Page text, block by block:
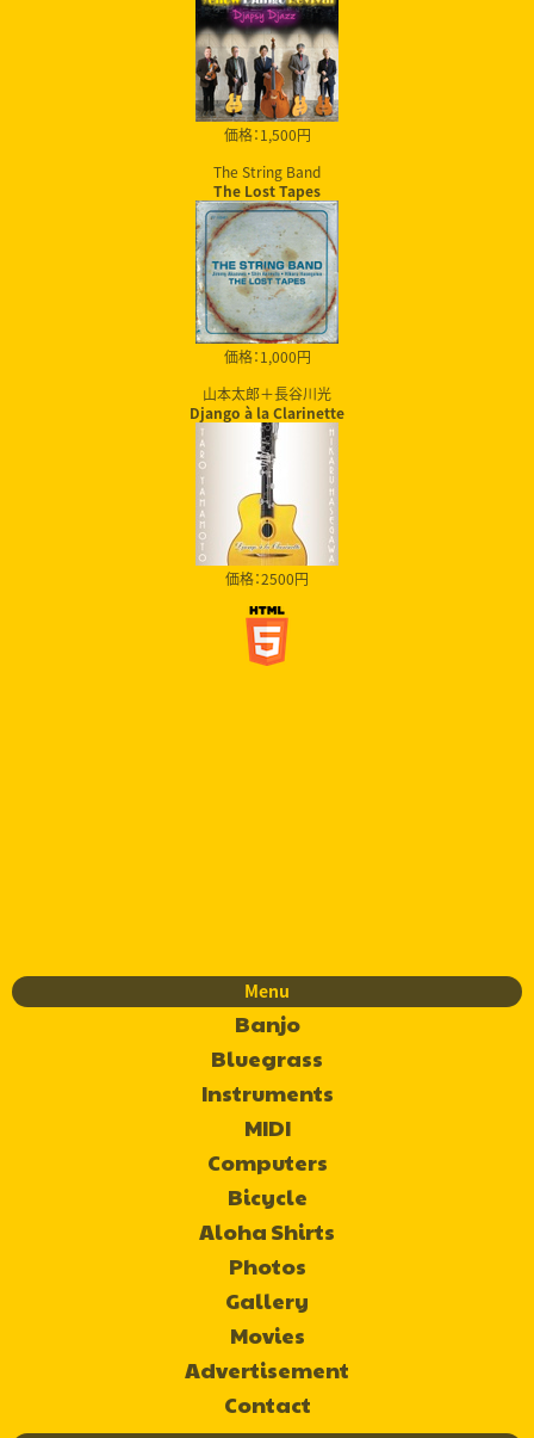
価格：1,500円
The String Band
The Lost Tapes
価格：1,000円
山本太郎＋長谷川光
Django à la Clarinette
価格：2500円
Menu
Banjo
Bluegrass
Instruments
MIDI
Computers
Bicycle
Aloha Shirts
Photos
Gallery
Movies
Advertisement
Contact